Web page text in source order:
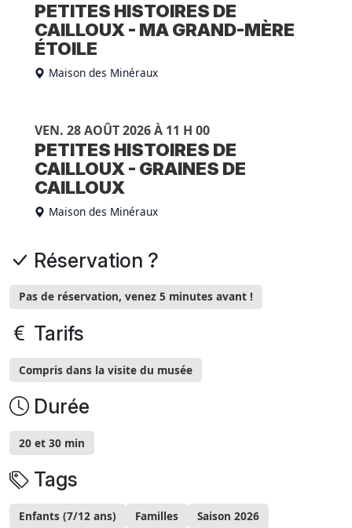
PETITES HISTOIRES DE
CAILLOUX - MA GRAND-MÈRE
ÉTOILE
Maison des Minéraux
VEN. 28 AOÛT 2026 À 11 H 00
PETITES HISTOIRES DE
CAILLOUX - GRAINES DE
CAILLOUX
Maison des Minéraux
Réservation ?
Pas de réservation, venez 5 minutes avant !
Tarifs
Compris dans la visite du musée
Durée
20 et 30 min
Tags
Enfants (7/12 ans) Familles Saison 2026